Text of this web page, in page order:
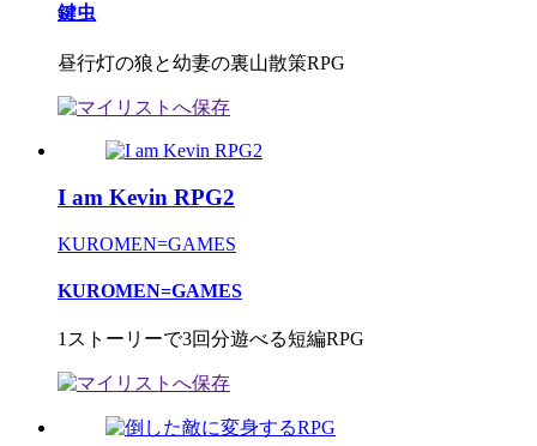
鍵虫
昼行灯の狼と幼妻の裏山散策RPG
I am Kevin RPG2
KUROMEN=GAMES
KUROMEN=GAMES
1ストーリーで3回分遊べる短編RPG